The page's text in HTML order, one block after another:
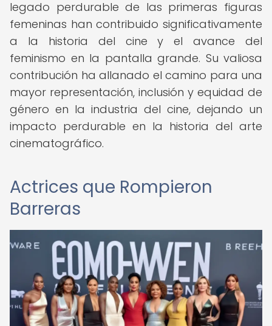
legado perdurable de las primeras figuras
femeninas han contribuido significativamente
a la historia del cine y el avance del
feminismo en la pantalla grande. Su valiosa
contribución ha allanado el camino para una
mayor representación, inclusión y equidad de
género en la industria del cine, dejando un
impacto perdurable en la historia del arte
cinematográfico.
Actrices que Rompieron
Barreras